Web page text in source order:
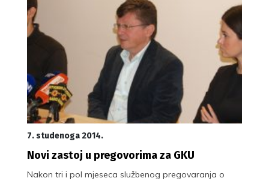
7. studenoga 2014.
Novi zastoj u pregovorima za GKU
Nakon tri i pol mjeseca službenog pregovaranja o